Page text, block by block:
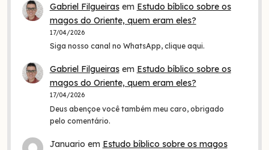
Gabriel Filgueirasem Estudo bíblico sobre os
magos do Oriente, quem eram eles?
17/04/2026
Siga nosso canal no WhatsApp, clique aqui.
Gabriel Filgueirasem Estudo bíblico sobre os
magos do Oriente, quem eram eles?
17/04/2026
Deus abençoe você também meu caro, obrigado
pelo comentário.
Januario em Estudo bíblico sobre os magos